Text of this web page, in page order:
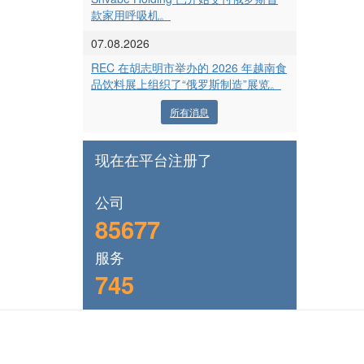
款家用呼吸机。
07.08.2026
REC 在胡志明市举办的 2026 年越南食
品饮料展上组织了“俄罗斯制造”展览。
所有消息
现在在平台注册了
公司
85677
服务
745